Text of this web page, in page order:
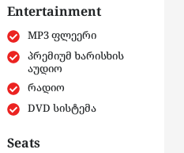
Entertainment
MP3 ფლეერი
პრემიუმ ხარისხის
აუდიო
რადიო
DVD სისტემა
Seats